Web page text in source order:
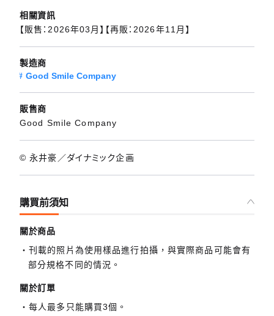
相關資訊
【販售：2026年03月】【再販：2026年11月】
製造商
Good Smile Company
販售商
Good Smile Company
© 永井豪／ダイナミック企画
購買前須知
關於商品
刊載的照片為使用樣品進行拍攝，與實際商品可能會有
部分規格不同的情況。
關於訂單
每人最多只能購買3個。